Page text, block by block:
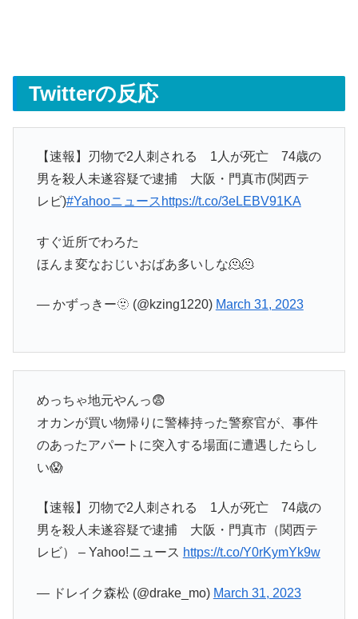
Twitterの反応
【速報】刃物で2人刺される 1人が死亡 74歳の
男を殺人未遂容疑で逮捕 大阪・門真市(関西テ
レビ)#Yahooニュース https://t.co/3eLEBV91KA
すぐ近所でわろた
ほんま変なおじいおばあ多いしな🫠🫠
— かずっきー🫥 (@kzing1220) March 31, 2023
めっちゃ地元やんっ😨
オカンが買い物帰りに警棒持った警察官が、事件
のあったアパートに突入する場面に遭遇したらし
い😱
【速報】刃物で2人刺される 1人が死亡 74歳の
男を殺人未遂容疑で逮捕 大阪・門真市（関西テ
レビ） – Yahoo!ニュース https://t.co/Y0rKymYk9w
— ドレイク森松 (@drake_mo) March 31, 2023